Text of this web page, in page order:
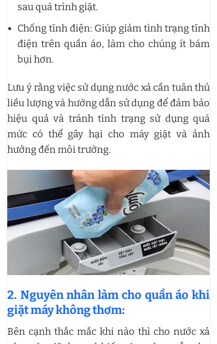
sau quá trình giặt.
Chống tĩnh điện: Giúp giảm tình trạng tĩnh
điện trên quần áo, làm cho chúng ít bám
bụi hơn.
Lưu ý rằng việc sử dụng nước xả cần tuân thủ
liều lượng và hướng dẫn sử dụng để đảm bảo
hiệu quả và tránh tình trạng sử dụng quá
mức có thể gây hại cho máy giặt và ảnh
hưởng đến môi trường.
2. Nguyên nhân làm cho quần áo khi
giặt máy không thơm:
Bên cạnh thắc mắc khi nào thì cho nước xả